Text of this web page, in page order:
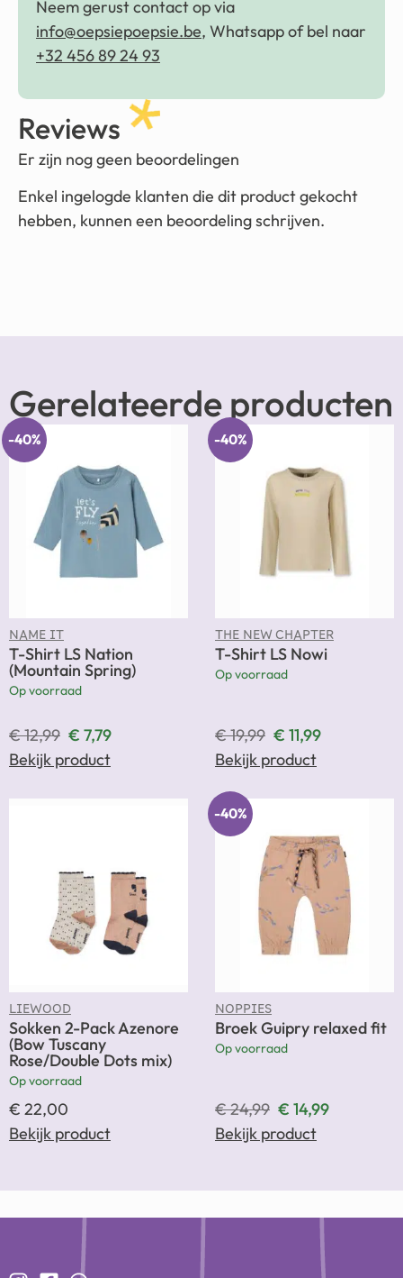
Neem gerust contact op via
info@oepsiepoepsie.be, Whatsapp of bel naar
+32 456 89 24 93
Reviews
Er zijn nog geen beoordelingen
Enkel ingelogde klanten die dit product gekocht
hebben, kunnen een beoordeling schrijven.
Gerelateerde producten
-40%
NAME IT
T-Shirt LS Nation
(Mountain Spring)
Op voorraad
€12,99 € 7,79
Bekijk product
-40%
THE NEW CHAPTER
T-Shirt LS Nowi
Op voorraad
€19,99 € 11,99
Bekijk product
LIEWOOD
Sokken 2-Pack Azenore
(Bow Tuscany
Rose/Double Dots mix)
Op voorraad
€ 22,00
Bekijk product
-40%
NOPPIES
Broek Guipry relaxed fit
Op voorraad
€24,99 € 14,99
Bekijk product